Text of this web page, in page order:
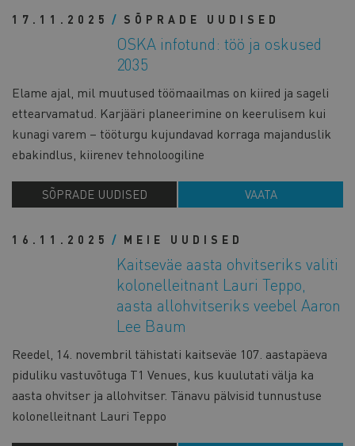
17.11.2025 SÕPRADE UUDISED
OSKA infotund: töö ja oskused
2035
Elame ajal, mil muutused töömaailmas on kiired ja sageli
ettearvamatud. Karjääri planeerimine on keerulisem kui
kunagi varem – tööturgu kujundavad korraga majanduslik
ebakindlus, kiirenev tehnoloogiline
SÕPRADE UUDISED VAATA
16.11.2025 MEIE UUDISED
Kaitseväe aasta ohvitseriks valiti
kolonelleitnant Lauri Teppo,
aasta allohvitseriks veebel Aaron
Lee Baum
Reedel, 14. novembril tähistati kaitseväe 107. aastapäeva
piduliku vastuvõtuga T1 Venues, kus kuulutati välja ka
aasta ohvitser ja allohvitser. Tänavu pälvisid tunnustuse
kolonelleitnant Lauri Teppo